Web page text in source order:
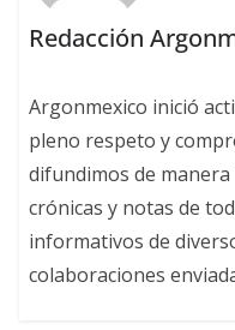
Redacción
Argonmexico inició
pleno respeto y
difundimos de
crónicas y notas de
informativos de
colaboraciones